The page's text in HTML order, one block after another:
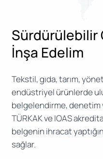
Sürdürülebilir
İnşa Edelim
Tekstil, gıda, tarım,
endüstriyel ürünlerde
belgelendirme, denetim
TÜRKAK ve IOAS
belgenin ihracat
sağlar.